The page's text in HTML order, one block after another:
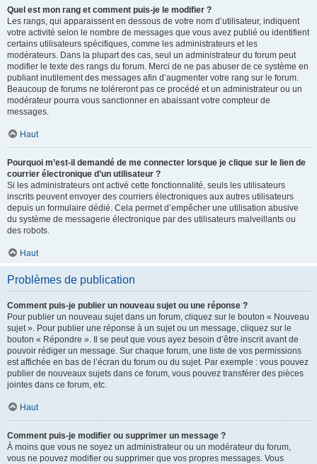
Quel est mon rang et comment puis-je le modifier ?
Les rangs, qui apparaissent en dessous de votre nom d’utilisateur, indiquent
votre activité selon le nombre de messages que vous avez publié ou identifient
certains utilisateurs spécifiques, comme les administrateurs et les
modérateurs. Dans la plupart des cas, seul un administrateur du forum peut
modifier le texte des rangs du forum. Merci de ne pas abuser de ce système en
publiant inutilement des messages afin d’augmenter votre rang sur le forum.
Beaucoup de forums ne toléreront pas ce procédé et un administrateur ou un
modérateur pourra vous sanctionner en abaissant votre compteur de
messages.
Haut
Pourquoi m’est-il demandé de me connecter lorsque je clique sur le lien de
courrier électronique d’un utilisateur ?
Si les administrateurs ont activé cette fonctionnalité, seuls les utilisateurs
inscrits peuvent envoyer des courriers électroniques aux autres utilisateurs
depuis un formulaire dédié. Cela permet d’empêcher une utilisation abusive
du système de messagerie électronique par des utilisateurs malveillants ou
des robots.
Haut
Problèmes de publication
Comment puis-je publier un nouveau sujet ou une réponse ?
Pour publier un nouveau sujet dans un forum, cliquez sur le bouton « Nouveau
sujet ». Pour publier une réponse à un sujet ou un message, cliquez sur le
bouton « Répondre ». Il se peut que vous ayez besoin d’être inscrit avant de
pouvoir rédiger un message. Sur chaque forum, une liste de vos permissions
est affichée en bas de l’écran du forum ou du sujet. Par exemple : vous pouvez
publier de nouveaux sujets dans ce forum, vous pouvez transférer des pièces
jointes dans ce forum, etc.
Haut
Comment puis-je modifier ou supprimer un message ?
À moins que vous ne soyez un administrateur ou un modérateur du forum,
vous ne pouvez modifier ou supprimer que vos propres messages. Vous